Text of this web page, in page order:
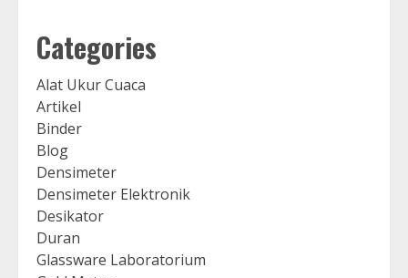
Categories
Alat Ukur Cuaca
Artikel
Binder
Blog
Densimeter
Densimeter Elektronik
Desikator
Duran
Glassware Laboratorium